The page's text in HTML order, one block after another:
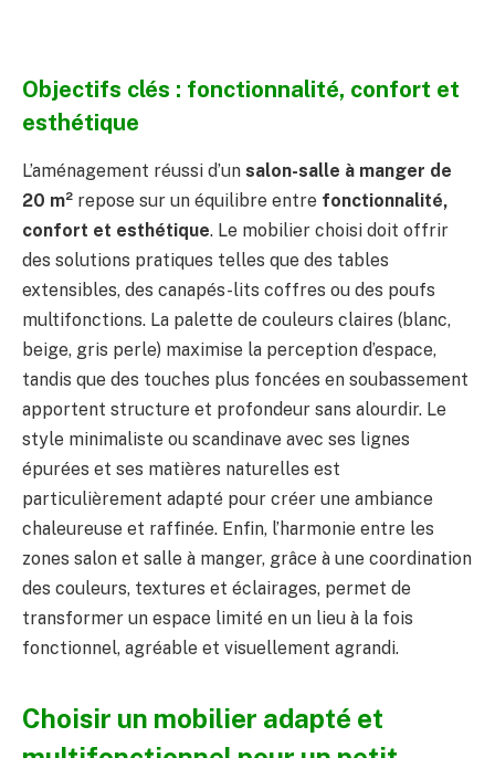
Objectifs clés : fonctionnalité, confort et
esthétique
L’aménagement réussi d’un salon-salle à manger de
20 m² repose sur un équilibre entre fonctionnalité,
confort et esthétique. Le mobilier choisi doit offrir
des solutions pratiques telles que des tables
extensibles, des canapés-lits coffres ou des poufs
multifonctions. La palette de couleurs claires (blanc,
beige, gris perle) maximise la perception d’espace,
tandis que des touches plus foncées en soubassement
apportent structure et profondeur sans alourdir. Le
style minimaliste ou scandinave avec ses lignes
épurées et ses matières naturelles est
particulièrement adapté pour créer une ambiance
chaleureuse et raffinée. Enfin, l’harmonie entre les
zones salon et salle à manger, grâce à une coordination
des couleurs, textures et éclairages, permet de
transformer un espace limité en un lieu à la fois
fonctionnel, agréable et visuellement agrandi.
Choisir un mobilier adapté et